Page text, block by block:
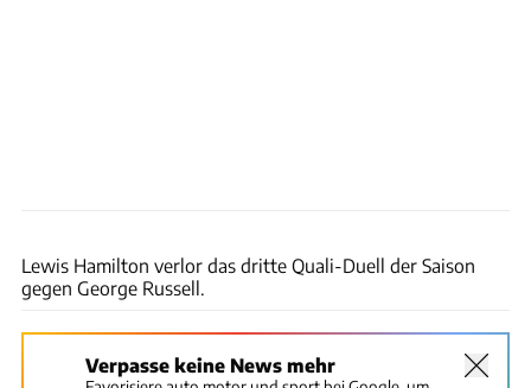
Lewis Hamilton verlor das dritte Quali-Duell der Saison
gegen George Russell.
Verpasse keine News mehr